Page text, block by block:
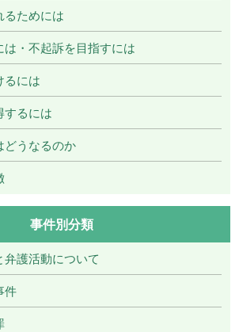
るためには
・不起訴を目指すには
るには
するには
どうなるのか
事件別分類
護活動について
件